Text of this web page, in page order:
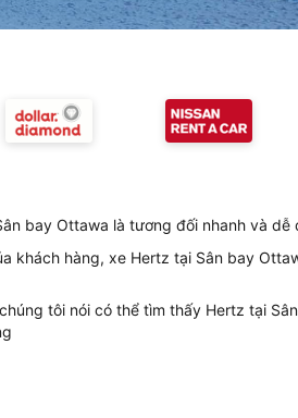
bay Ottawa là tương đối nhanh và dễ
khách hàng, xe Hertz tại Sân bay
tôi nói có thể tìm thấy Hertz tại